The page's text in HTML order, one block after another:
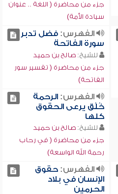
جزء من محاضرة ( اللغة .. عنوان
سيادة الأمة)
الفهرس:فضل تدبر
سورة الفاتحة
للشيخ:صالح بن حميد
جزء من محاضرة ( تفسير سور
الفاتحة)
الفهرس:الرحمة
خُلُق يرعى الحقوق
كلها
للشيخ:صالح بن حميد
جزء من محاضرة ( في رحاب
رحمة الله الواسعة)
الفهرس:حقوق
الإنسان في بلاد
الحرمين